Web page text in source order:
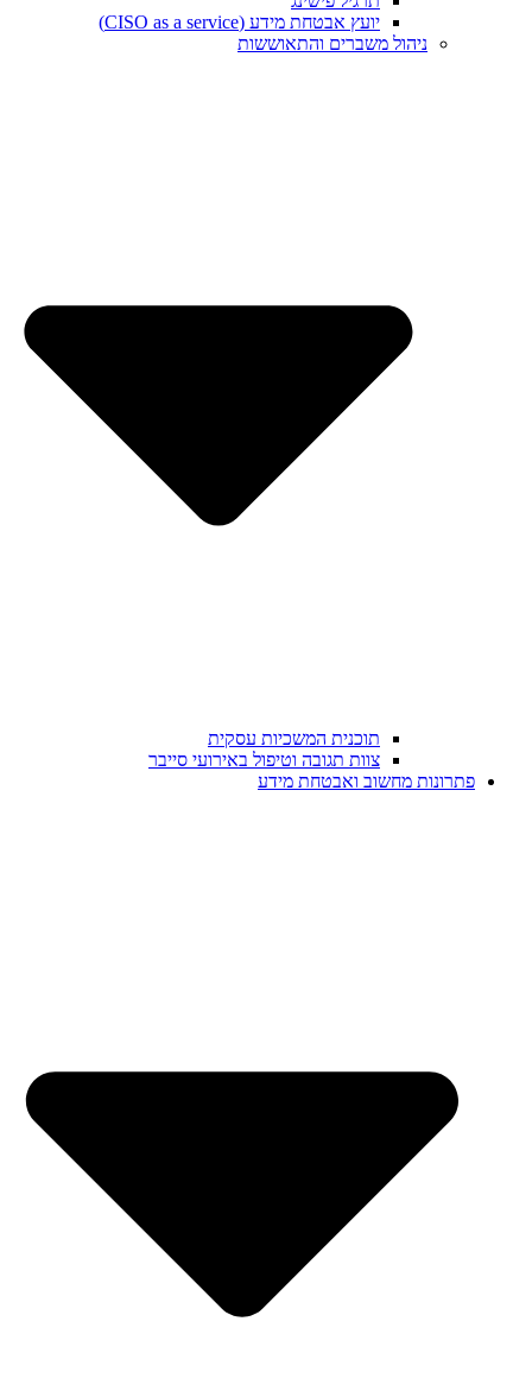
יועץ אבטחת מידע (CISO as a service)
ניהול משברים והתאוששות
תוכנית המשכיות עסקית
צוות תגובה וטיפול באירועי סייבר
פתרונות מחשוב ואבטחת מידע